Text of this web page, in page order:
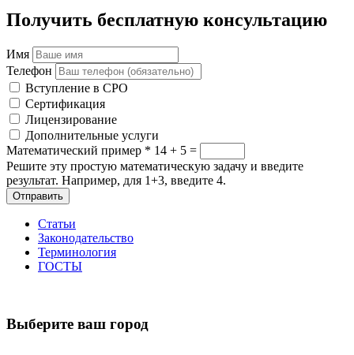
Получить бесплатную консультацию
Имя
Телефон
Вступление в СРО
Сертификация
Лицензирование
Дополнительные услуги
Математический пример * 14 + 5 =
Решите эту простую математическую задачу и введите
результат. Например, для 1+3, введите 4.
Отправить
Статьи
Законодательство
Терминология
ГОСТЫ
Выберите ваш город